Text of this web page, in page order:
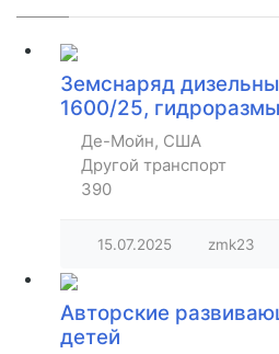
Земснаряд
1600/25,
Де-Мойн, США
Другой транспорт
390
15.07.2025 zmk23
Авторские
детей